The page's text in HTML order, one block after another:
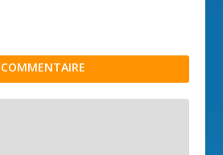
COMMENTAIRE